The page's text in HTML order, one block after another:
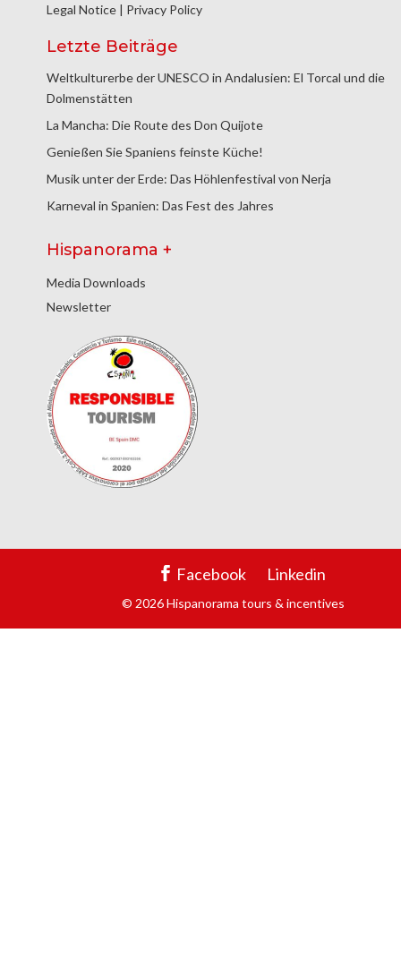
Legal Notice | Privacy Policy
Letzte Beiträge
Weltkulturerbe der UNESCO in Andalusien: El Torcal und die
Dolmenstätten
La Mancha: Die Route des Don Quijote
Genießen Sie Spaniens feinste Küche!
Musik unter der Erde: Das Höhlenfestival von Nerja
Karneval in Spanien: Das Fest des Jahres
Hispanorama +
Media Downloads
Newsletter
Facebook Linkedin
© 2026 Hispanorama tours & incentives